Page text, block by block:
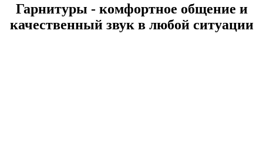
Гарнитуры - комфортное общение и
качественный звук в любой ситуации